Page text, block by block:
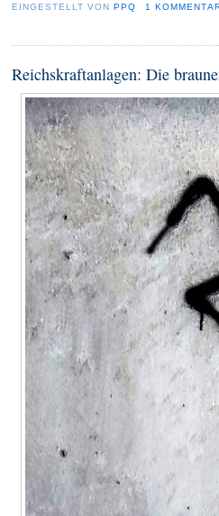
EINGESTELLT VONPPQ 1
Reichskraftanlagen: Die